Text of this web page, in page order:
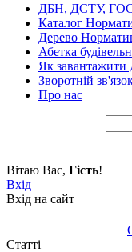
ДБН, ДСТУ,
Каталог
Дерево
Абетка
Як
Зворотній
Про нас
Вітаю Вас, Гість!
Вхід
Вхід на сайт
Статті